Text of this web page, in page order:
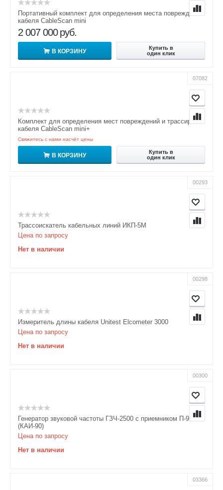
Портативный комплект для определения места повреждения
кабеля CableScan mini
2 007 000 руб.
В КОРЗИНУ
Купить в
один клик
07082
Комплект для определения мест повреждений и трассировки
кабеля CableScan mini+
Свяжитесь с нами насчёт цены
В КОРЗИНУ
Купить в
один клик
00293
Трассоискатель кабельных линий ИКП-5М
Цена по запросу
Нет в наличии
00298
Измеритель длины кабеля Unitest Elcometer 3000
Цена по запросу
Нет в наличии
00300
Генератор звуковой частоты ГЗЧ-2500 с приемником П-900
(КАИ-90)
Цена по запросу
Нет в наличии
03366